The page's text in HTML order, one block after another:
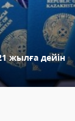
жылға дейін